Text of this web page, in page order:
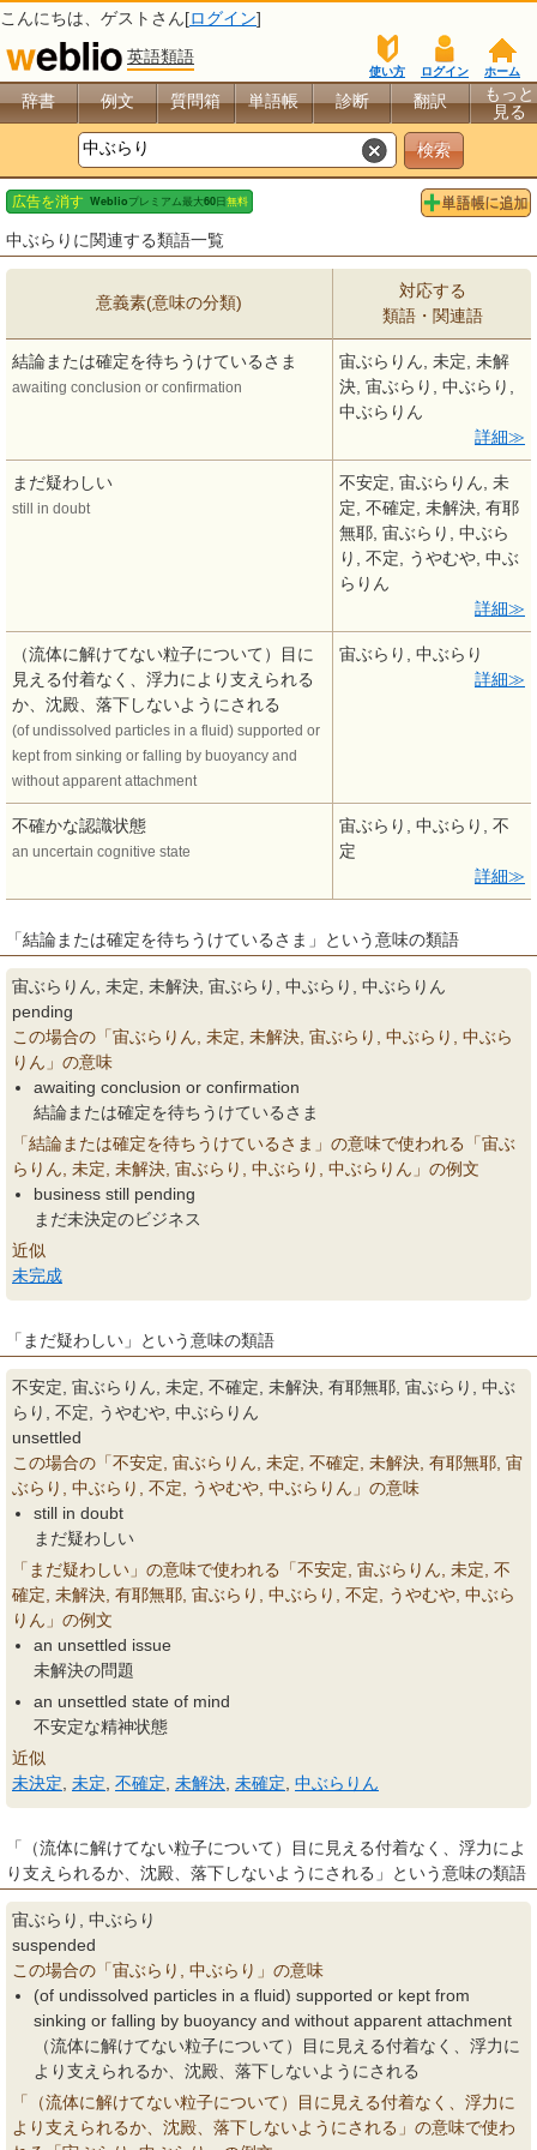
こんにちは、 ゲスト さん[ログイン]
英語類語
ホーム
ログイン
使い方
辞書 例文 質問箱 単語帳 診断 翻訳
もっと
見る
中ぶらりに関連する類語一覧
意義素(意味の分類)
対応する
類語・関連語
結論または確定を待ちうけているさま
awaiting conclusion or confirmation
宙ぶらりん, 未定, 未解
決, 宙ぶらり, 中ぶらり,
中ぶらりん
詳細
まだ疑わしい
still in doubt
不安定, 宙ぶらりん, 未
定, 不確定, 未解決, 有耶
無耶, 宙ぶらり, 中ぶら
り, 不定, うやむや, 中ぶ
らりん
詳細
（流体に解けてない粒子について）目に
見える付着なく、浮力により支えられる
か、沈殿、落下しないようにされる
(of undissolved particles in a fluid) supported or
kept from sinking or falling by buoyancy and
without apparent attachment
宙ぶらり, 中ぶらり
詳細
不確かな認識状態
an uncertain cognitive state
宙ぶらり, 中ぶらり, 不
定
詳細
「結論または確定を待ちうけているさま」という意味の類語
宙ぶらりん, 未定, 未解決, 宙ぶらり, 中ぶらり, 中ぶらりん
pending
この場合の「宙ぶらりん, 未定, 未解決, 宙ぶらり, 中ぶらり, 中ぶら
りん」の意味
awaiting conclusion or confirmation
結論または確定を待ちうけているさま
「結論または確定を待ちうけているさま」の意味で使われる「宙ぶ
らりん, 未定, 未解決, 宙ぶらり, 中ぶらり, 中ぶらりん」の例文
business still pending
まだ未決定のビジネス
近似
未完成
「まだ疑わしい」という意味の類語
不安定, 宙ぶらりん, 未定, 不確定, 未解決, 有耶無耶, 宙ぶらり, 中ぶ
らり, 不定, うやむや, 中ぶらりん
unsettled
この場合の「不安定, 宙ぶらりん, 未定, 不確定, 未解決, 有耶無耶, 宙
ぶらり, 中ぶらり, 不定, うやむや, 中ぶらりん」の意味
still in doubt
まだ疑わしい
「まだ疑わしい」の意味で使われる「不安定, 宙ぶらりん, 未定, 不
確定, 未解決, 有耶無耶, 宙ぶらり, 中ぶらり, 不定, うやむや, 中ぶら
りん」の例文
an unsettled issue
未解決の問題
an unsettled state of mind
不安定な精神状態
近似
未決定 未定 不確定 未解決 未確定 中ぶらりん
「（流体に解けてない粒子について）目に見える付着なく、浮力によ
り支えられるか、沈殿、落下しないようにされる」という意味の類語
宙ぶらり, 中ぶらり
suspended
この場合の「宙ぶらり, 中ぶらり」の意味
(of undissolved particles in a fluid) supported or kept from
sinking or falling by buoyancy and without apparent attachment
（流体に解けてない粒子について）目に見える付着なく、浮力に
より支えられるか、沈殿、落下しないようにされる
「（流体に解けてない粒子について）目に見える付着なく、浮力に
より支えられるか、沈殿、落下しないようにされる」の意味で使わ